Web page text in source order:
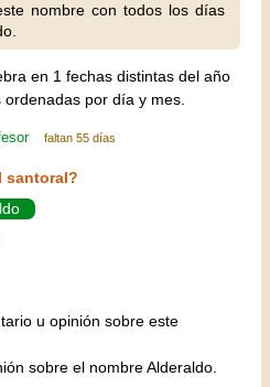
nombre con todos los días
en 1 fechas distintas del año
por día y mes.
faltan 55 días
santoral?
u opinión sobre este
sobre el nombre Alderaldo.